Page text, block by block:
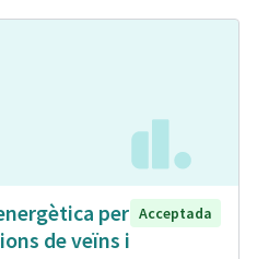
per
de veïns i
Acceptada